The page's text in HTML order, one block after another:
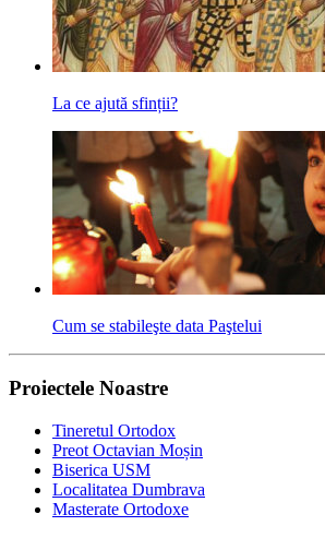
La ce ajută sfinții?
Cum se stabileşte data Paştelui
Proiectele Noastre
Tineretul Ortodox
Preot Octavian Moșin
Biserica USM
Localitatea Dumbrava
Masterate Ortodoxe